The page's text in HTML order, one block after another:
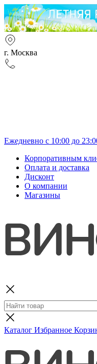
г. Москва
Ежедневно с 10:00 до
Корпоративным
Оплата и доставка
Дисконт
О компании
Магазины
Каталог Избранное